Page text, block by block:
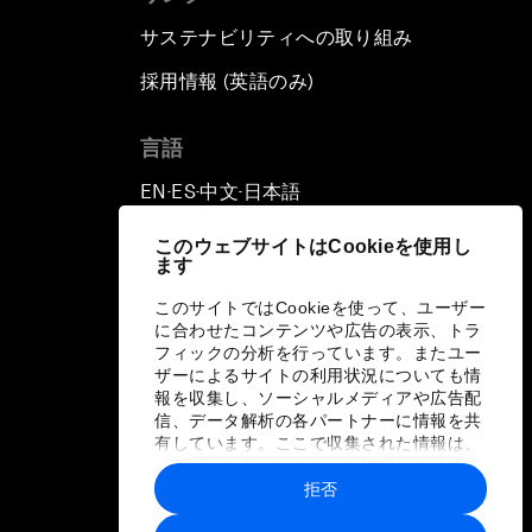
このウェブサイトはCookieを使用し
ます
このサイトではCookieを使って、ユーザー
に合わせたコンテンツや広告の表示、トラ
フィックの分析を行っています。またユー
ザーによるサイトの利用状況についても情
報を収集し、ソーシャルメディアや広告配
信、データ解析の各パートナーに情報を共
有しています。ここで収集された情報は、
ユーザーが各パートナーに提供した他の情
報や各パートナーのサービスを使用した際
に収集された情報と組み合わされ、各パー
拒否
サステナビリティへの取り組み
採用情報 (英語のみ)
言語
EN ▪ES▪中文▪ 日本語